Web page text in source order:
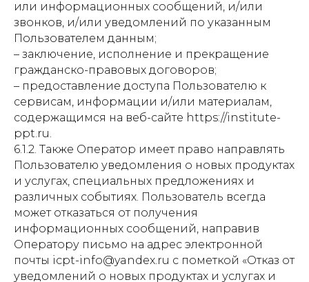
или информационных сообщений, и/или
звонков, и/или уведомлений по указанным
Пользователем данным;
– заключение, исполнение и прекращение
гражданско-правовых договоров;
– предоставление доступа Пользователю к
сервисам, информации и/или материалам,
содержащимся на веб-сайте https://institute-
ppt.ru.
6.1.2. Также Оператор имеет право направлять
Пользователю уведомления о новых продуктах
и услугах, специальных предложениях и
различных событиях. Пользователь всегда
может отказаться от получения
информационных сообщений, направив
Оператору письмо на адрес электронной
почты icpt-info@yandex.ru с пометкой «Отказ от
уведомлений о новых продуктах и услугах и